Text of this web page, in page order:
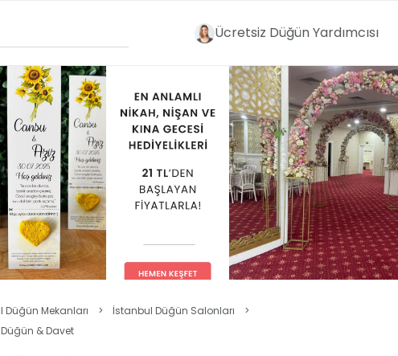
Ücretsiz Düğün Yardımcısı
Düğün Mekanları > İstanbul Düğün Salonları
>
& Davet